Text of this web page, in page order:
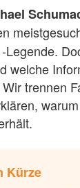
Legende.
welche
trennen
Kürze